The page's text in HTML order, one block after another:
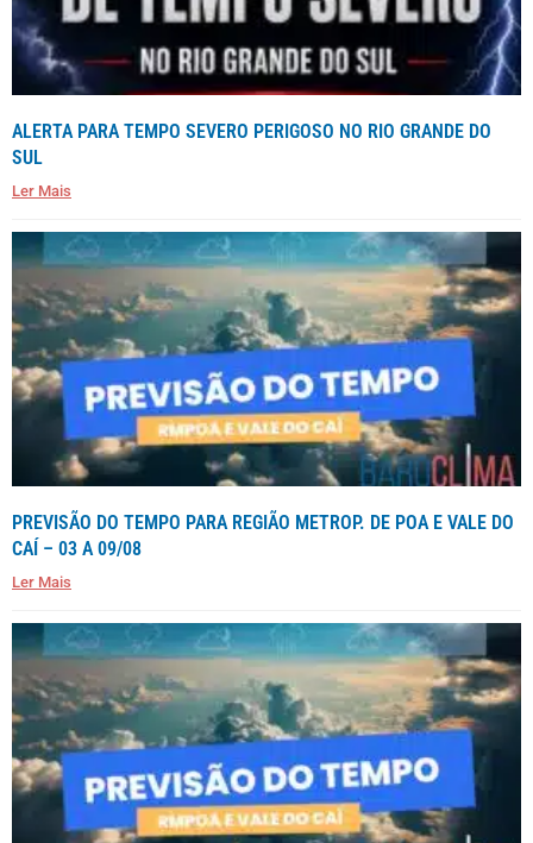
ALERTA PARA TEMPO SEVERO PERIGOSO NO RIO GRANDE DO
SUL
Ler Mais
PREVISÃO DO TEMPO PARA REGIÃO METROP. DE POA E VALE DO
CAÍ – 03 A 09/08
Ler Mais